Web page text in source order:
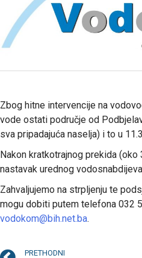
Zbog hitne intervencije na
vode ostati područje od
sva pripadajuća naselja) i to u
Nakon kratkotrajnog prekida
nastavak urednog
Zahvaljujemo na strpljenju te
mogu dobiti putem telefona 032
vodokom@bih.net.ba.
PRETHODNI